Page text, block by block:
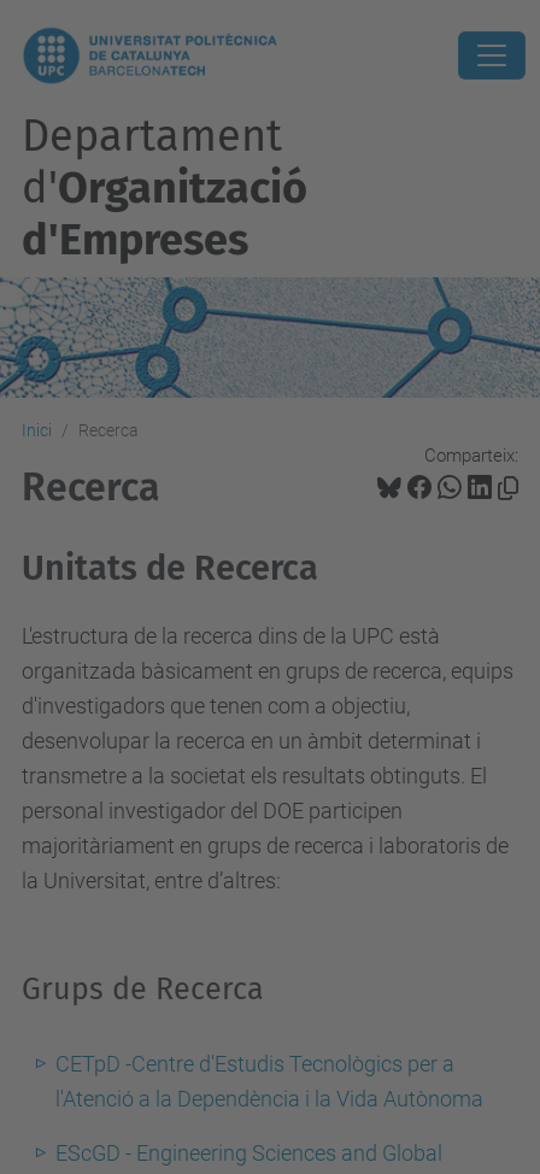
Departament
d'Organització
d'Empreses
Inici Recerca
Comparteix:
Recerca
Unitats de Recerca
L'estructura de la recerca dins de la UPC està
organitzada bàsicament en grups de recerca, equips
d'investigadors que tenen com a objectiu,
desenvolupar la recerca en un àmbit determinat i
transmetre a la societat els resultats obtinguts. El
personal investigador del DOE participen
majoritàriament en grups de recerca i laboratoris de
la Universitat, entre d’altres:
Grups de Recerca
CETpD -Centre d'Estudis Tecnològics per a
l'Atenció a la Dependència i la Vida Autònoma
EScGD - Engineering Sciences and Global